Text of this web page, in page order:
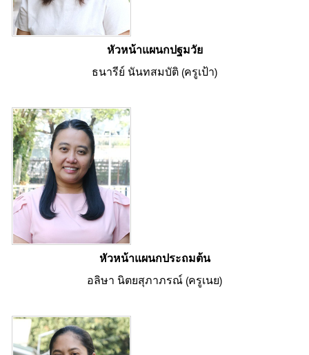
หัวหน้าแผนกปฐมวัย
ธนารีย์ นันทสมบัติ (ครูเป้า)
หัวหน้าแผนกประถมต้น
อลิษา นิตยสุภาภรณ์ (ครูเนย)